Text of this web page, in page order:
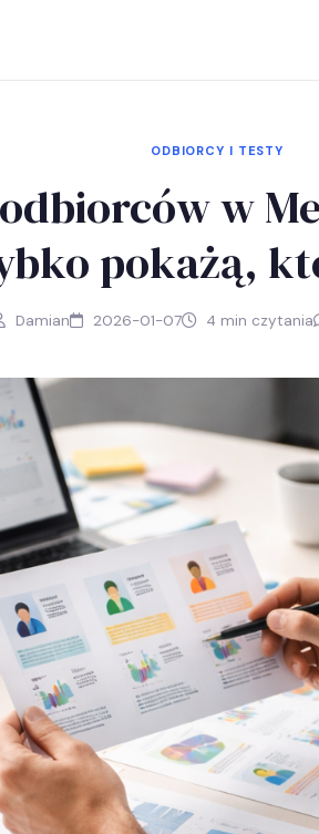
ODBIORCY I TESTY
w
pokażą,
Damian 2026-01-07 4 min czytania